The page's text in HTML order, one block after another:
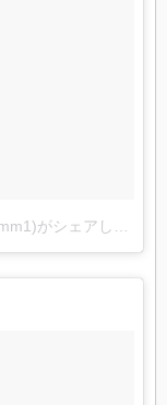
ShizukaSugiyama杉山しずかさん(@cisyumm1)がシェアした投稿